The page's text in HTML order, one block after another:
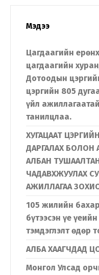
Мэдээ
Цагдаагийн
цагдаагийн
Дотоодын
цэргийн 805
үйл
танилцлаа.
ХУГАЦААТ
ДАРГАЛАХ БОЛОН
АЛБАН
ЧАДАВХЖУУЛАХ
АЖИЛЛАГАА
105 жилийн
бүтээсэн үе
тэмдэглэлт өдөр
АЛБА ХААГЧДАД
Монгол Улсад